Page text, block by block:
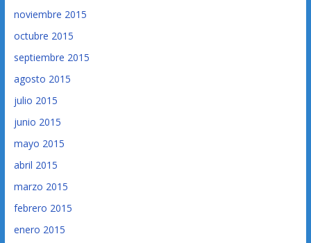
noviembre 2015
octubre 2015
septiembre 2015
agosto 2015
julio 2015
junio 2015
mayo 2015
abril 2015
marzo 2015
febrero 2015
enero 2015